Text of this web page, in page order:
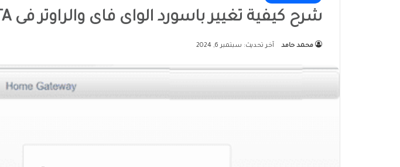
شرح كيفية تغيير باسورد الواى فاى والراوتر فى TE DATA
محمد حامد آخر تحديث: سبتمبر 6, 2024